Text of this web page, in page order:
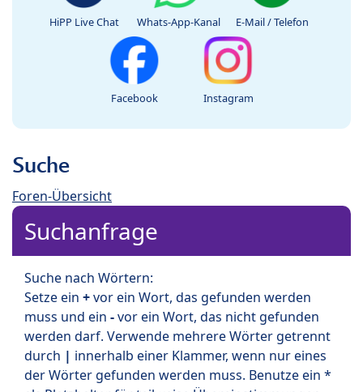
HiPP Live Chat Whats-App-Kanal E-Mail / Telefon
Facebook Instagram
Suche
Foren-Übersicht
Suchanfrage
Suche nach Wörtern:
Setze ein +vor ein Wort, das gefunden werden
muss und ein -vor ein Wort, das nicht gefunden
werden darf. Verwende mehrere Wörter getrennt
durch | innerhalb einer Klammer, wenn nur eines
der Wörter gefunden werden muss. Benutze ein *